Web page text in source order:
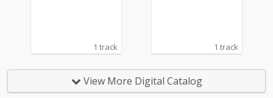
1 track 1 track
View More Digital Catalog